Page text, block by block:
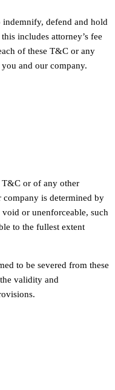
indemnify, defend and hold
includes attorney’s fee
of these T&C or any
and our company.
T&C or of any other
is determined by
or unenforceable, such
to the fullest extent
to be severed from these
validity and